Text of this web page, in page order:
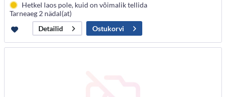
Hetkel laos pole, kuid on võimalik tellida
Tarneaeg 2 nädal(at)
Detailid
Ostukorvi